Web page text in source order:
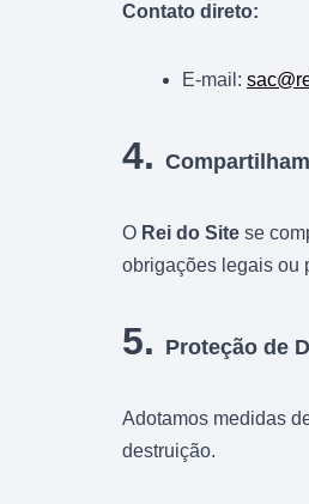
Contato direto:
E-mail:
4.
O Rei do Site se
obrigações legais ou
5. Proteção de
Adotamos medidas
destruição.